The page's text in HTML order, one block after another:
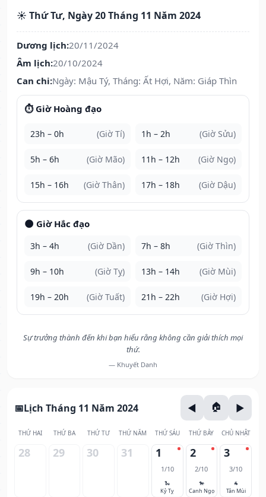
☀️ Thứ Tư, Ngày 20 Tháng 11 Năm 2024
Dương lịch:20/11/2024
Âm lịch:20/10/2024
Can chi:Ngày: Mậu Tý, Tháng: Ất Hợi, Năm: Giáp Thìn
⏱️ Giờ Hoàng đạo
23h – 0h (Giờ Tí) 1h – 2h (Giờ Sửu)
5h – 6h (Giờ Mão) 11h – 12h (Giờ Ngọ)
15h – 16h (Giờ Thân) 17h – 18h (Giờ Dậu)
🌑 Giờ Hắc đạo
3h – 4h (Giờ Dần) 7h – 8h (Giờ Thìn)
9h – 10h (Giờ Tỵ) 13h – 14h (Giờ Mùi)
19h – 20h (Giờ Tuất) 21h – 22h (Giờ Hợi)
Sự trưởng thành đến khi bạn hiểu rằng không cần giải thích mọi
thứ.
— Khuyết Danh
Lịch Tháng 11 Năm 2024
THỨ HAI THỨ BA THỨ TƯ THỨ NĂM THỨ SÁU THỨ BẢY CHỦ NHẬT
28 29 30 31 1
1/10
🐍
Kỷ Tỵ
2
2/10
🐎
Canh Ngọ
3
3/10
🐐
Tân Mùi